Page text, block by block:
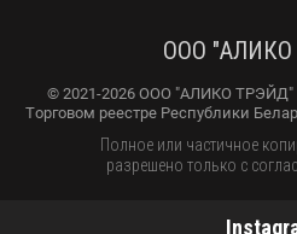
ООО
© 2021-2026 ООО "АЛИКО ТРЭЙД"
Торговом реестре Республики
Полное или частичное
разрешено только с